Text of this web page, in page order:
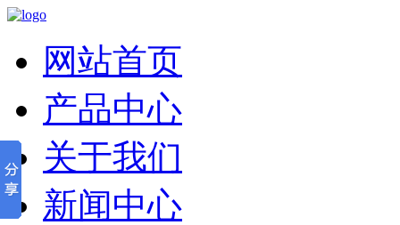
网站首页
产品中心
关于我们
新闻中心